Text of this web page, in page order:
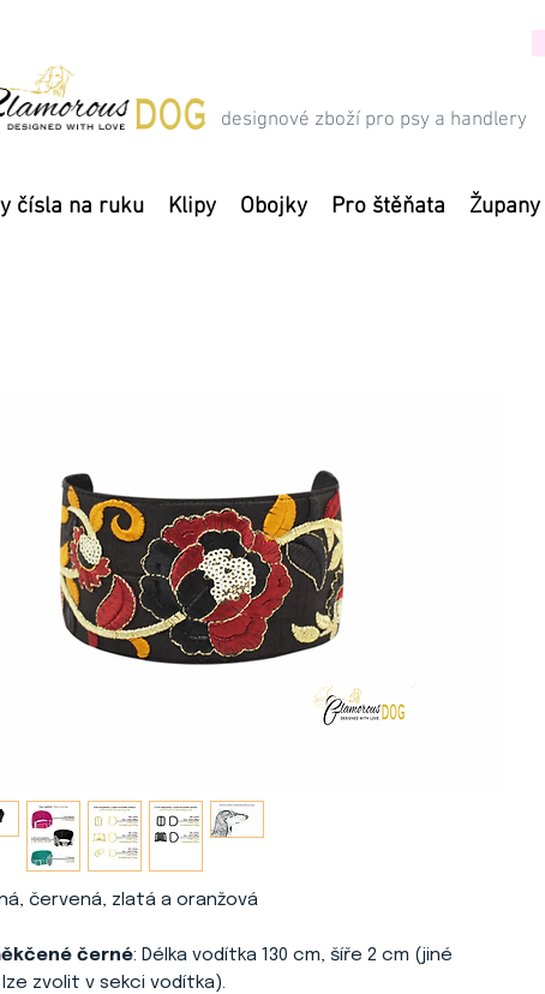
designové zboží pro psy a handlery
čísla na ruku Klipy Obojky Pro štěňata Župany
červená, zlatá a oranžová
černé: Délka vodítka 130 cm, šíře 2 cm (jiné
zvolit v sekci vodítka).